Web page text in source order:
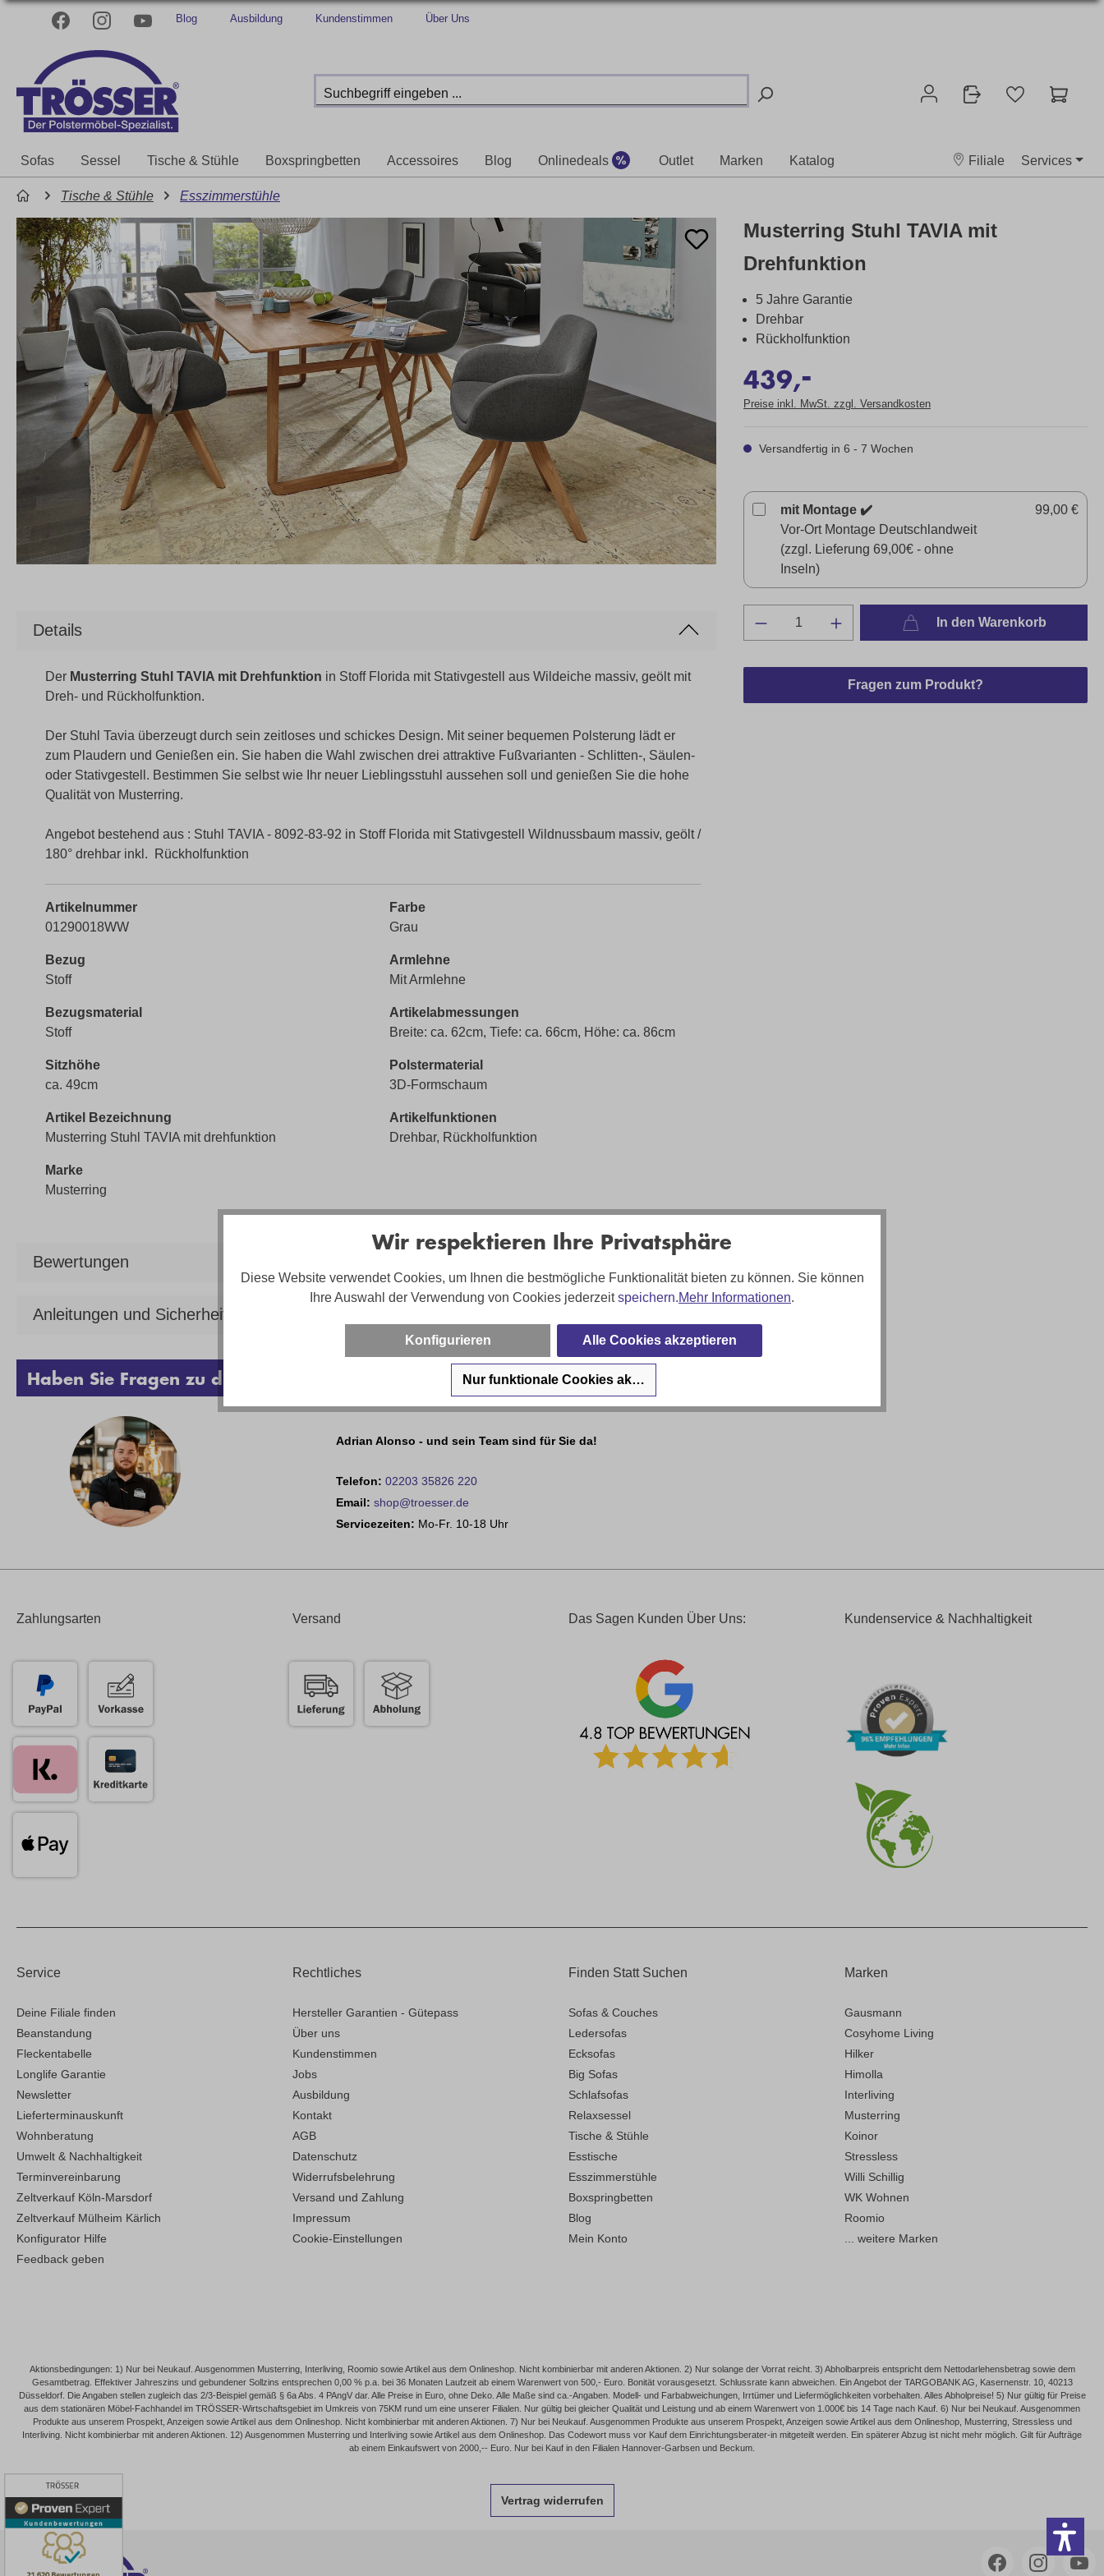
Blog Ausbildung Kundenstimmen Über Uns
Sofas Sessel Tische & Stühle Boxspringbetten Accessoires Blog Onlinedeals Outlet Marken Katalog Filiale Services
Tische & Stühle Esszimmerstühle
Musterring Stuhl TAVIA mit
Drehfunktion
5 Jahre Garantie
Drehbar
Rückholfunktion
439,
-
Preise inkl. MwSt. zzgl. Versandkosten
Versandfertig in 6 - 7 Wochen
mit Montage ✔️
Vor-Ort Montage Deutschlandweit
(zzgl. Lieferung 69,00€ - ohne
Inseln)
99,00 €
In den Warenkorb
Fragen zum Produkt?
Details
Der Musterring Stuhl TAVIA mit Drehfunktion in Stoff Florida mit Stativgestell aus Wildeiche massiv, geölt mit
Dreh- und Rückholfunktion.
Der Stuhl Tavia überzeugt durch sein zeitloses und schickes Design. Mit seiner bequemen Polsterung lädt er
zum Plaudern und Genießen ein. Sie haben die Wahl zwischen drei attraktive Fußvarianten - Schlitten-, Säulen-
oder Stativgestell. Bestimmen Sie selbst wie Ihr neuer Lieblingsstuhl aussehen soll und genießen Sie die hohe
Qualität von Musterring.
Angebot bestehend aus : Stuhl TAVIA - 8092-83-92 in Stoff Florida mit Stativgestell Wildnussbaum massiv, geölt /
180° drehbar inkl. Rückholfunktion
Artikelnummer
01290018WW
Farbe
Grau
Bezug
Stoff
Armlehne
Mit Armlehne
Bezugsmaterial
Stoff
Artikelabmessungen
Breite: ca. 62cm, Tiefe: ca. 66cm, Höhe: ca. 86cm
Sitzhöhe
ca. 49cm
Polstermaterial
3D-Formschaum
Artikel Bezeichnung
Musterring Stuhl TAVIA mit drehfunktion
Artikelfunktionen
Drehbar, Rückholfunktion
Marke
Musterring
Bewertungen
Anleitungen und Sicherheit
Haben Sie Fragen zu diesem Produkt?
Adrian Alonso - und sein Team sind für Sie da!
Telefon: 02203 35826 220
Email:shop@troesser.de
Servicezeiten: Mo-Fr. 10-18 Uhr
Zahlungsarten Versand Das Sagen Kunden Über Uns: Kundenservice & Nachhaltigkeit
Service
Deine Filiale finden
Beanstandung
Fleckentabelle
Longlife Garantie
Newsletter
Lieferterminauskunft
Wohnberatung
Umwelt & Nachhaltigkeit
Terminvereinbarung
Zeltverkauf Köln-Marsdorf
Zeltverkauf Mülheim Kärlich
Konfigurator Hilfe
Feedback geben
Rechtliches
Hersteller Garantien - Gütepass
Über uns
Kundenstimmen
Jobs
Ausbildung
Kontakt
AGB
Datenschutz
Widerrufsbelehrung
Versand und Zahlung
Impressum
Cookie-Einstellungen
Finden Statt Suchen
Sofas & Couches
Ledersofas
Ecksofas
Big Sofas
Schlafsofas
Relaxsessel
Tische & Stühle
Esstische
Esszimmerstühle
Boxspringbetten
Blog
Mein Konto
Marken
Gausmann
Cosyhome Living
Hilker
Himolla
Interliving
Musterring
Koinor
Stressless
Willi Schillig
WK Wohnen
Roomio
... weitere Marken
Aktionsbedingungen: 1) Nur bei Neukauf. Ausgenommen Musterring, Interliving, Roomio sowie Artikel aus dem Onlineshop. Nicht kombinierbar mit anderen Aktionen. 2) Nur solange der Vorrat reicht. 3) Abholbarpreis entspricht dem Nettodarlehensbetrag sowie dem
Gesamtbetrag. Effektiver Jahreszins und gebundener Sollzins entsprechen 0,00 % p.a. bei 36 Monaten Laufzeit ab einem Warenwert von 500,- Euro. Bonität vorausgesetzt. Schlussrate kann abweichen. Ein Angebot der TARGOBANK AG, Kasernenstr. 10, 40213
Düsseldorf. Die Angaben stellen zugleich das 2/3-Beispiel gemäß § 6a Abs. 4 PAngV dar. Alle Preise in Euro, ohne Deko. Alle Maße sind ca.-Angaben. Modell- und Farbabweichungen, Irrtümer und Liefermöglichkeiten vorbehalten. Alles Abholpreise! 5) Nur gültig für Preise
aus dem stationären Möbel-Fachhandel im TRÖSSER-Wirtschaftsgebiet im Umkreis von 75KM rund um eine unserer Filialen. Nur gültig bei gleicher Qualität und Leistung und ab einem Warenwert von 1.000€ bis 14 Tage nach Kauf. 6) Nur bei Neukauf. Ausgenommen
Produkte aus unserem Prospekt, Anzeigen sowie Artikel aus dem Onlineshop. Nicht kombinierbar mit anderen Aktionen. 7) Nur bei Neukauf. Ausgenommen Produkte aus unserem Prospekt, Anzeigen sowie Artikel aus dem Onlineshop, Musterring, Stressless und
Interliving. Nicht kombinierbar mit anderen Aktionen. 12) Ausgenommen Musterring und Interliving sowie Artikel aus dem Onlineshop. Das Codewort muss vor Kauf dem Einrichtungsberater-in mitgeteilt werden. Ein späterer Abzug ist nicht mehr möglich. Gilt für Aufträge
ab einem Einkaufswert von 2000,-- Euro. Nur bei Kauf in den Filialen Hannover-Garbsen und Beckum.
Vertrag widerrufen
Wir respektieren Ihre Privatsphäre
Diese Website verwendet Cookies, um Ihnen die bestmögliche Funktionalität bieten zu können. Sie können
Ihre Auswahl der Verwendung von Cookies jederzeitspeichern.Mehr Informationen.
Konfigurieren Alle Cookies akzeptieren
Nur funktionale Cookies akzeptieren